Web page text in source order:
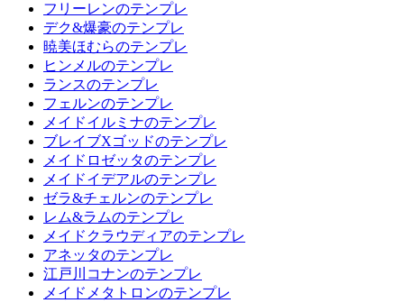
フリーレンのテンプレ
デク&爆豪のテンプレ
暁美ほむらのテンプレ
ヒンメルのテンプレ
ランスのテンプレ
フェルンのテンプレ
メイドイルミナのテンプレ
ブレイブXゴッドのテンプレ
メイドロゼッタのテンプレ
メイドイデアルのテンプレ
ゼラ&チェルンのテンプレ
レム&ラムのテンプレ
メイドクラウディアのテンプレ
アネッタのテンプレ
江戸川コナンのテンプレ
メイドメタトロンのテンプレ